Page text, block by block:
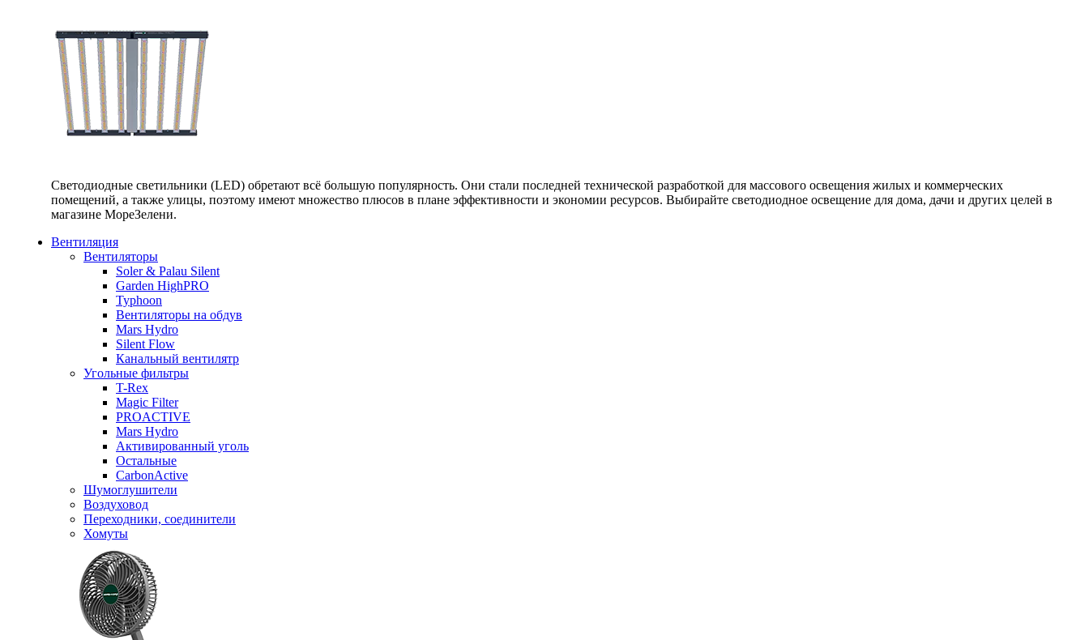
Светодиодные светильники (LED) обретают всё большую популярность. Они стали последней технической разработкой для массового освещения жилых и коммерческих
помещений, а также улицы, поэтому имеют множество плюсов в плане эффективности и экономии ресурсов. Выбирайте светодиодное освещение для дома, дачи и других целей в
магазине МореЗелени.
Вентиляция
Вентиляторы
Soler & Palau Silent
Garden HighPRO
Typhoon
Вентиляторы на обдув
Mars Hydro
Silent Flow
Канальный вентилятр
Угольные фильтры
T-Rex
Magic Filter
PROACTIVE
Mars Hydro
Активированный уголь
Остальные
CarbonActive
Шумоглушители
Воздуховод
Переходники, соединители
Хомуты